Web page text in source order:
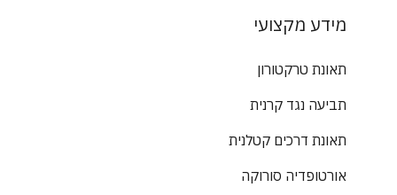
מידע מקצועי
תאונת טרקטורון
תביעה נגד קרנית
תאונת דרכים קטלנית
אורטופדיה סורוקה